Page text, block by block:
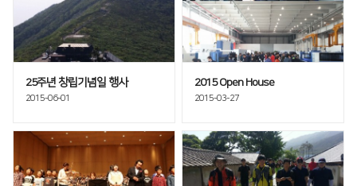
全球网络
国内分公司
海外办事处
折弯机
去毛刺机
特殊用途∨
混合加工机
自动化
25주년 창립기념일 행사
2015-06-01
2015 Open House
2015-03-27